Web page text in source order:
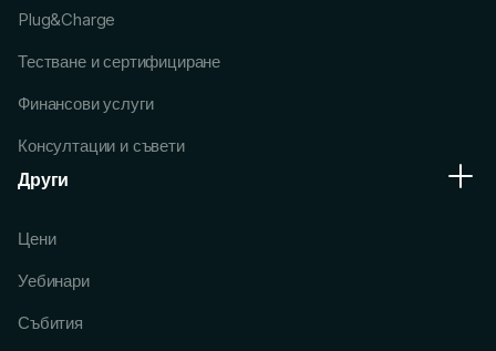
Plug&Charge
Тестване и сертифициране
Финансови услуги
Консултации и съвети
Други
Цени
Уебинари
Събития